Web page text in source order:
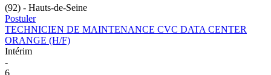
(92) - Hauts-de-Seine
Postuler
TECHNICIEN DE MAINTENANCE CVC DATA CENTER
ORANGE (H/F)
Intérim
-